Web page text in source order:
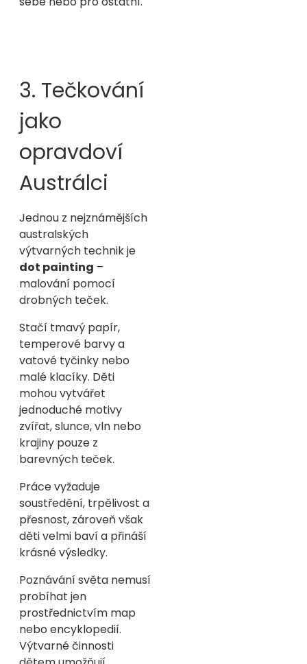
3. Tečkování
jako
opravdoví
Austrálci
Jednou z nejznámějších
australských
výtvarných technik je
dot painting –
malování pomocí
drobných teček.
Stačí tmavý papír,
temperové barvy a
vatové tyčinky nebo
malé klacíky. Děti
mohou vytvářet
jednoduché motivy
zvířat, slunce, vln nebo
krajiny pouze z
barevných teček.
Práce vyžaduje
soustředění, trpělivost a
přesnost, zároveň však
děti velmi baví a přináší
krásné výsledky.
Poznávání světa nemusí
probíhat jen
prostřednictvím map
nebo encyklopedií.
Výtvarné činnosti